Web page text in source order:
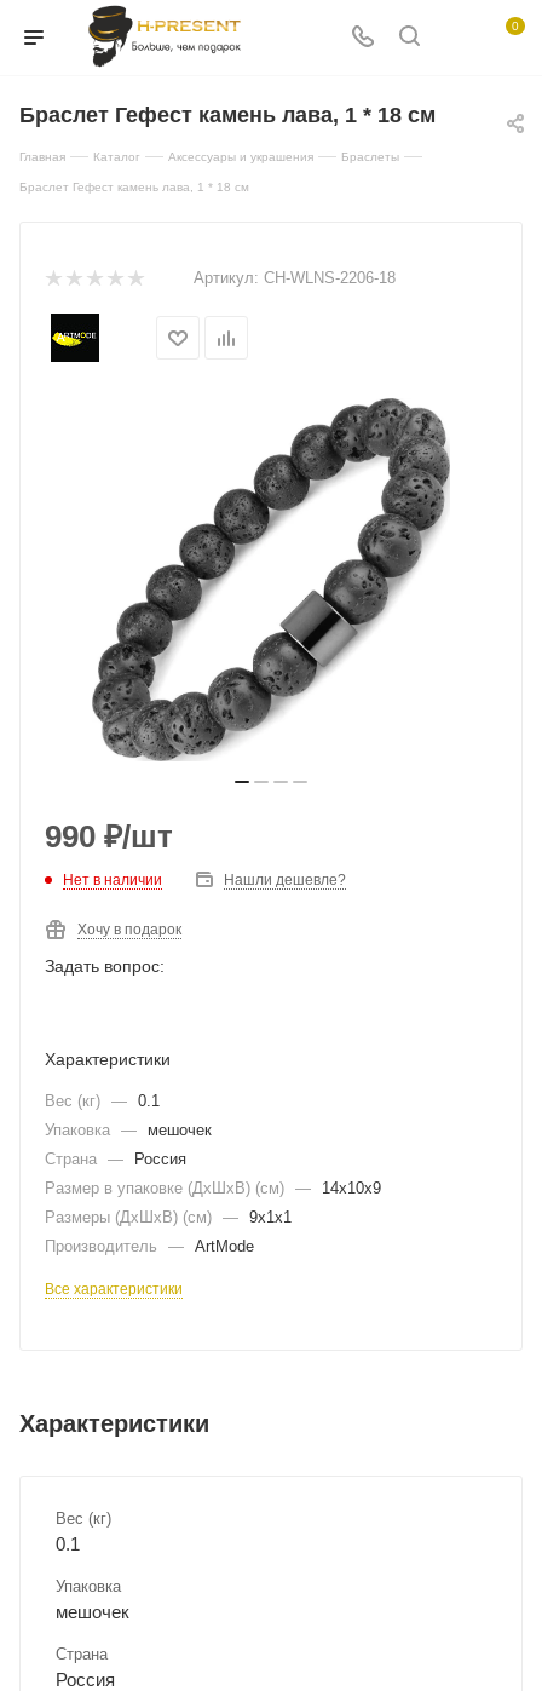
0
Браслет Гефест камень лава, 1 * 18 см
Главная — Каталог — Аксессуары и украшения — Браслеты —
Браслет Гефест камень лава, 1 * 18 см
Артикул: CH-WLNS-2206-18
990 ₽/шт
Нет в наличии Нашли дешевле?
Хочу в подарок
Задать вопрос:
Характеристики
Вес (кг) — 0.1
Упаковка —
мешочек
Страна —
Россия
Размер в упаковке (ДхШxВ) (см) —
14х10х9
Размеры (ДxШxВ) (см) — 9х1х1
Производитель
— ArtMode
Все характеристики
Характеристики
Вес (кг)
0.1
Упаковка
мешочек
Страна
Россия